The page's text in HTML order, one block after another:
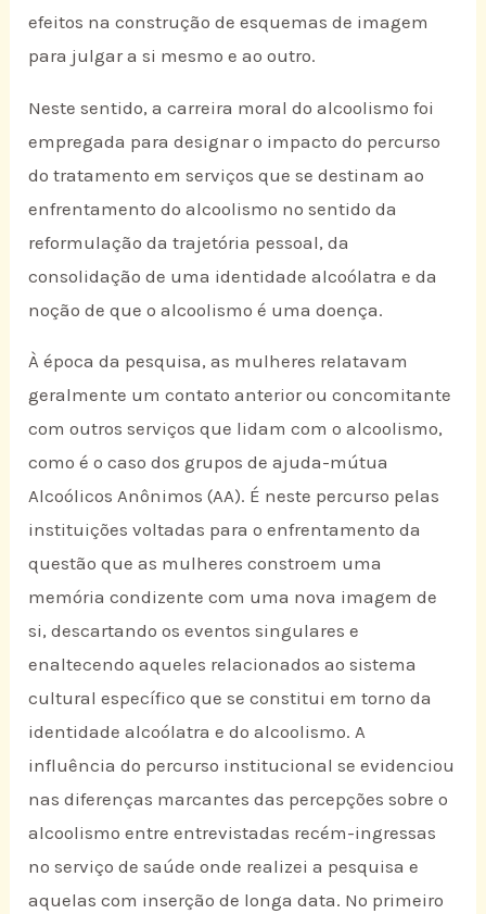
efeitos na construção de esquemas de imagem
para julgar a si mesmo e ao outro.
Neste sentido, a carreira moral do alcoolismo foi
empregada para designar o impacto do percurso
do tratamento em serviços que se destinam ao
enfrentamento do alcoolismo no sentido da
reformulação da trajetória pessoal, da
consolidação de uma identidade alcoólatra e da
noção de que o alcoolismo é uma doença.
À época da pesquisa, as mulheres relatavam
geralmente um contato anterior ou concomitante
com outros serviços que lidam com o alcoolismo,
como é o caso dos grupos de ajuda-mútua
Alcoólicos Anônimos (AA). É neste percurso pelas
instituições voltadas para o enfrentamento da
questão que as mulheres constroem uma
memória condizente com uma nova imagem de
si, descartando os eventos singulares e
enaltecendo aqueles relacionados ao sistema
cultural específico que se constitui em torno da
identidade alcoólatra e do alcoolismo. A
influência do percurso institucional se evidenciou
nas diferenças marcantes das percepções sobre o
alcoolismo entre entrevistadas recém-ingressas
no serviço de saúde onde realizei a pesquisa e
aquelas com inserção de longa data. No primeiro